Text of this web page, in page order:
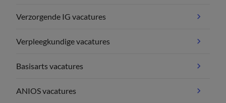
Verzorgende IG vacatures
Verpleegkundige vacatures
Basisarts vacatures
ANIOS vacatures